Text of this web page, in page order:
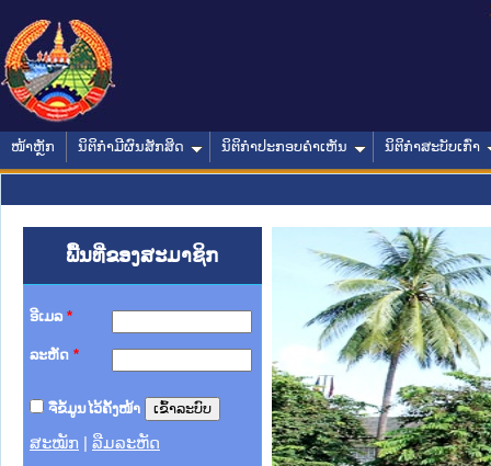
ໜ້າຫຼັກ ນິຕິກໍາມີຜົນສັກສິດ ນິຕິກໍາປະກອບຄໍາເຫັນ ນິຕິກໍາສະບັບເກົ່າ
ພື້ນທີ່ຂອງສະມາຊິກ
ອີເມລ *
ລະຫັດ *
ຈື່ຂໍ້ມູນໄວ້ຄັ້ງໜ້າ
ສະໝັກ ລືມລະຫັດ